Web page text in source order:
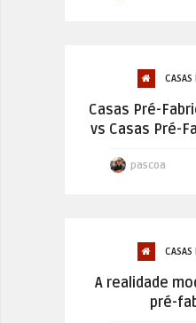
CASAS
Casas Pré-
vs Casas Pré-
pascoa
CASAS
A realidade
pré-